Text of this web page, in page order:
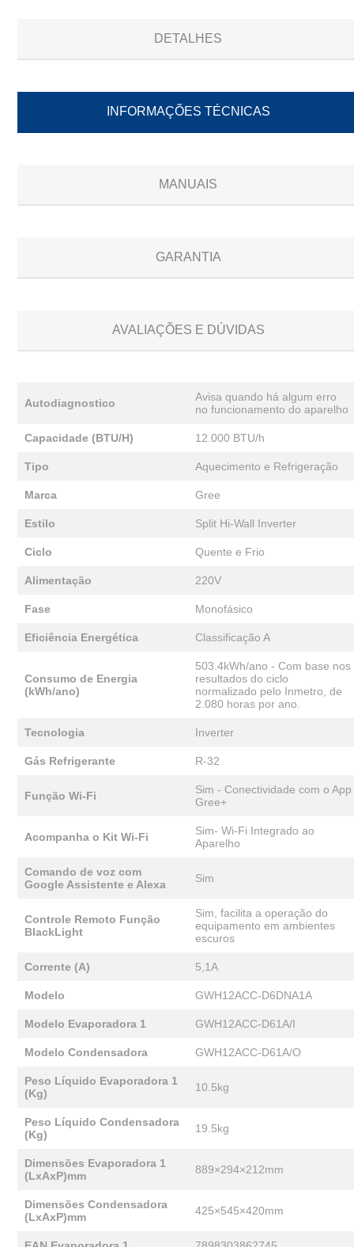
DETALHES
INFORMAÇÕES TÉCNICAS
MANUAIS
GARANTIA
AVALIAÇÕES E DÚVIDAS
Autodiagnostico
Avisa quando há algum erro
no funcionamento do aparelho
Capacidade (BTU/H) 12.000 BTU/h
Tipo Aquecimento e Refrigeração
Marca Gree
Estilo Split Hi-Wall Inverter
Ciclo Quente e Frio
Alimentação 220V
Fase Monofásico
Eficiência Energética Classificação A
Consumo de Energia
(kWh/ano)
503.4kWh/ano - Com base nos
resultados do ciclo
normalizado pelo Inmetro, de
2.080 horas por ano.
Tecnologia Inverter
Gás Refrigerante R-32
Função Wi-Fi
Sim - Conectividade com o App
Gree+
Acompanha o Kit Wi-Fi
Sim- Wi-Fi Integrado ao
Aparelho
Comando de voz com
Google Assistente e Alexa
Sim
Controle Remoto Função
BlackLight
Sim, facilita a operação do
equipamento em ambientes
escuros
Corrente (A) 5,1A
Modelo GWH12ACC-D6DNA1A
Modelo Evaporadora 1 GWH12ACC-D61A/I
Modelo Condensadora GWH12ACC-D61A/O
Peso Líquido Evaporadora 1
(Kg)
10.5kg
Peso Líquido Condensadora
(Kg)
19.5kg
Dimensões Evaporadora 1
(LxAxP)mm
889×294×212mm
Dimensões Condensadora
(LxAxP)mm
425×545×420mm